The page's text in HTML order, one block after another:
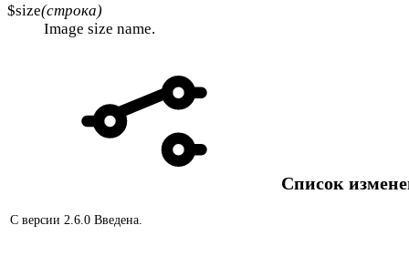
$size(строка)
Image size name.
Список
С версии 2.6.0 Введена.